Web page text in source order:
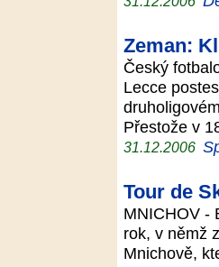
Zeman:
Český
Lecce
Přestože v
31.12.2006
Tour de
MNICHOV -
rok, v němž
Mnichově,